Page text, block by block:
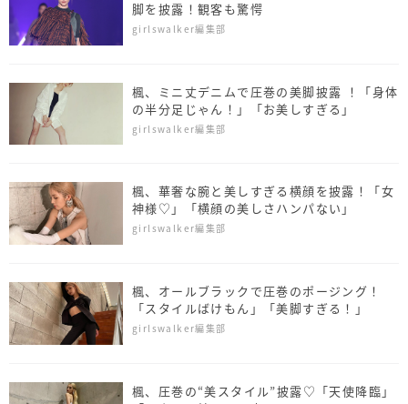
脚を披露！観客も驚愕
girlswalker編集部
楓、ミニ丈デニムで圧巻の美脚披露 ！「身体
の半分足じゃん！」「お美しすぎる」
girlswalker編集部
楓、華奢な腕と美しすぎる横顔を披露！「女
神様♡」「横顔の美しさハンパない」
girlswalker編集部
楓、オールブラックで圧巻のポージング！
「スタイルばけもん」「美脚すぎる！」
girlswalker編集部
楓、圧巻の“美スタイル”披露♡「天使降臨」